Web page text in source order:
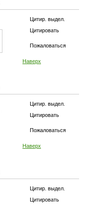
Цитир. выдел.
Цитировать
Пожаловаться
Наверх
Цитир. выдел.
Цитировать
Пожаловаться
Наверх
Цитир. выдел.
Цитировать